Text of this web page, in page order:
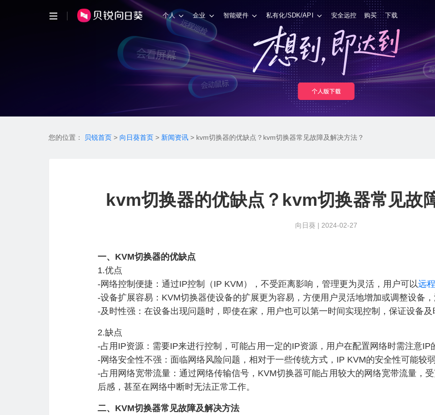
个人 企业 智能硬件 私有化/SDK/API 安全远控 购买 下载
您的位置： 贝锐首页 > 向日葵首页 > 新闻资讯 > kvm切换器的优缺点？kvm切换器常见故障及解决方法？
kvm切换器的优缺点？kvm切换器常见故
向日葵 | 2024-02-27
一、KVM切换器的优缺点
1.优点
-网络控制便捷：通过IP控制（IP KVM），不受距离影响，管理更为灵活，用户可以远
-设备扩展容易：KVM切换器使设备的扩展更为容易，方便用户灵活地增加或调整设备
-及时性强：在设备出现问题时，即使在家，用户也可以第一时间实现控制，保证设备
2.缺点
-占用IP资源：需要IP来进行控制，可能占用一定的IP资源，用户在配置网络时需注意IP
-网络安全性不强：面临网络风险问题，相对于一些传统方式，IP KVM的安全性可能较
-占用网络宽带流量：通过网络传输信号，KVM切换器可能占用较大的网络宽带流量，
后感，甚至在网络中断时无法正常工作。
二、KVM切换器常见故障及解决方法